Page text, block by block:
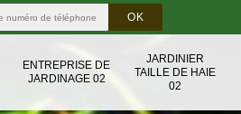
ENTREPRISE DE
JARDINAGE 02
JARDINIER
TAILLE DE HAIE
02